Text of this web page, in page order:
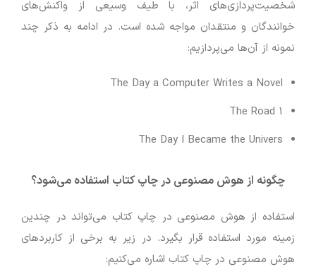
شخصیت‌پردازی‌های اثر، با طیف وسیعی از واکنش‌های
خوانندگان و منتقدان مواجه شده است. در ادامه به ذکر چند
نمونه از آن‌ها می‌پردازیم:
The Day a Computer Writes a Novel
The Road 1
The Day I Became the Univers
چگونه از هوش مصنوعی در چاپ کتاب استفاده می‌شود؟
استفاده از هوش مصنوعی در چاپ کتاب می‌تواند در چندین
زمینه مورد استفاده قرار بگیرد. در زیر به برخی از کاربردهای
هوش مصنوعی در چاپ کتاب اشاره می‌کنیم: